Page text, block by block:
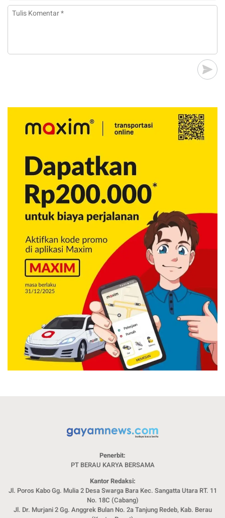
Penerbit:
PT BERAU KARYA BERSAMA
Kantor Redaksi:
Jl. Poros Kabo Gg. Mulia 2 Desa Swarga Bara Kec. Sangatta Utara RT. 11
No. 18C (Cabang)
Jl. Dr. Murjani 2 Gg. Anggrek Bulan No. 2a Tanjung Redeb, Kab. Berau